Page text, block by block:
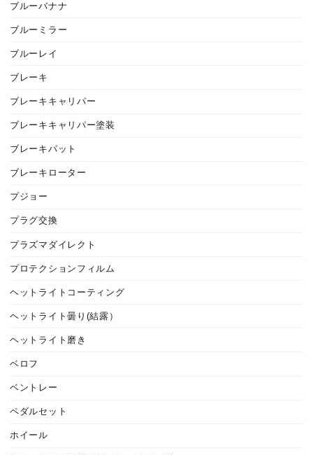
ブルーバナナ
ブルーミラー
ブルーレイ
ブレーキ
ブレーキキャリパー
ブレーキキャリパー塗装
ブレーキパット
ブレーキローター
プジョー
プラグ交換
プラズマダイレクト
プロテクションフィルム
ヘットライトコーティング
ヘットライト曇り(結露）
ヘットライト磨き
ベロフ
ベントレー
ペダルセット
ホイール